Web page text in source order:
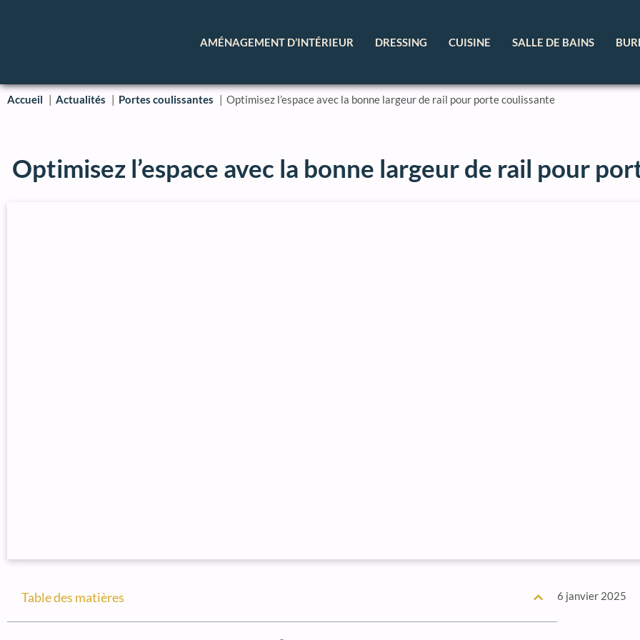
AMÉNAGEMENT D’INTÉRIEUR DRESSING CUISINE SALLE DE BAINS
Accueil Actualités Portes coulissantes Optimisez l’espace avec la bonne largeur de rail pour porte coulissante
Optimisez l’espace avec la bonne largeur de rail pour
Table des matières 6 janvier 2025